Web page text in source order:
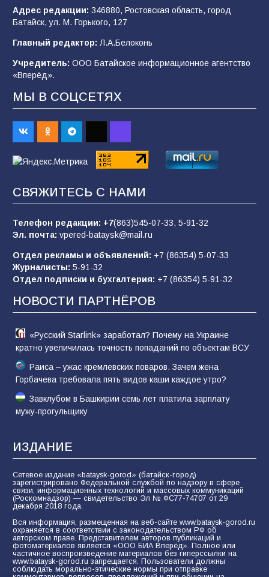
строительные профессии в ходе
спортивного праздника
91
Батайским спортсменам вручили награды
конкурса «Большая перемена»
Командовал боем до последнего: герой
Евгений Остапенко
Адрес редакции: 346880, Ростовская область, город
Батайск, ул. М. Горького, 127
Главный редактор: Л.А.Белоконь
Учредитель: ООО Батайское информационное агентство
«Вперёд».
МЫ В СОЦСЕТЯХ
СВЯЖИТЕСЬ С НАМИ
Телефон редакции: +7(863)545-07-33, 5-91-32
Эл. почта: vpered-bataysk@mail.ru
Отдел рекламы и объявлений: +7 (86354) 5-07-33
Журналисты: 5-91-32
Отдел подписки и бухгалтерия: +7 (86354) 5-91-32
НОВОСТИ ПАРТНЁРОВ
«Русский Starlink» заработал? Почему на Украине
кратно увеличилась точность попаданий по объектам ВСУ
Раиса – ужас кремлевских поваров. Зачем жена
Горбачева требовала пять видов каши каждое утро?
Завклубом в Башкирии семь лет платила зарплату
мужу-прогульщику
ИЗДАНИЕ
Сетевое издание «bataysk-gorod» (батайск-город)
зарегистрировано Федеральной службой по надзору в сфере
связи, информационных технологий и массовых коммуникаций
(Роскомнадзор) — свидетельство Эл № ФС77-74707 от 29
декабря 2018 года.
Вся информация, размещенная на веб-сайте www.bataysk-gorod.ru
охраняется в соответствии с законодательством РФ об
авторском праве. Представителем авторов публикаций и
фотоматериалов является «ООО БИА Вперёд». Полное или
частичное воспроизведение материалов без гиперссылки на
www.bataysk-gorod.ru запрещается. Пользователи должны
соблюдать морально-этические нормы при отправке